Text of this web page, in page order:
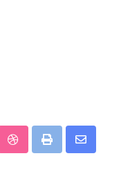
StumbleUpon
Print
Share